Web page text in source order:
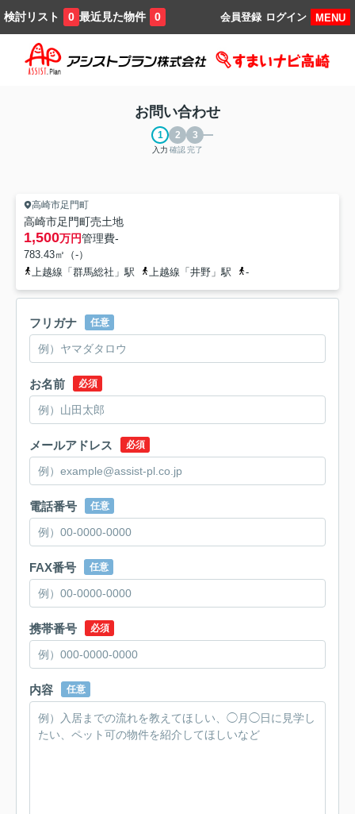
検討リスト 0 最近見た物件 0 MENU
ログイン
会員登録
お問い合わせ
入力 確認完了
高崎市足門町
高崎市足門町売土地
1,500万円管理費-
783.43㎡（-）
上越線「群馬総社」駅
上越線「井野」駅 -
フリガナ 任意
お名前 必須
メールアドレス 必須
電話番号 任意
FAX番号 任意
携帯番号 必須
内容 任意